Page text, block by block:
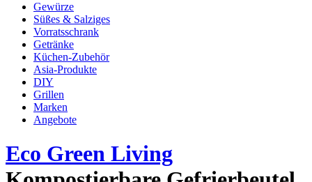
Gewürze
Süßes & Salziges
Vorratsschrank
Getränke
Küchen-Zubehör
Asia-Produkte
DIY
Grillen
Marken
Angebote
Eco Green Living